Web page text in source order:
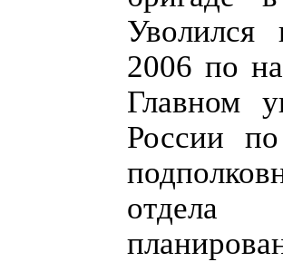
2006 по
Главном
России
отдела